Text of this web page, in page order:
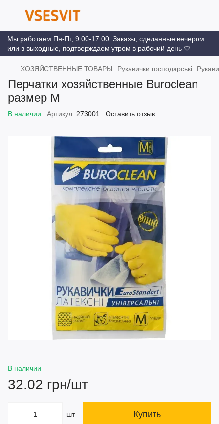
Мы работаем Пн-Пт, 9:00-17:00. Заказы, сделанные вечером
или в выходные, подтверждаем утром в рабочий день 🤍
ХОЗЯЙСТВЕННЫЕ ТОВАРЫ Рукавички господарські
Перчатки хозяйственные Buroclean
размер M
В наличии Артикул: 273001 Оставить отзыв
В наличии
32.02 грн/шт
шт Купить